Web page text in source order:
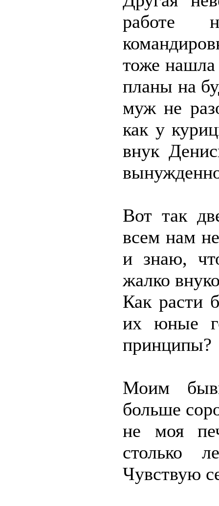
работе
тоже нашла
планы на
муж не
как у
внук
Вот так
всем нам
и знаю,
жалко
Как расти
их юные
принципы?
Моим
больше
не моя
столько
Чувствую